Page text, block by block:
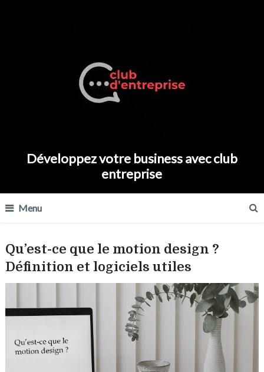
Développez votre business avec club
entreprise
Menu
Qu’est-ce que le motion design ?
Définition et logiciels utiles